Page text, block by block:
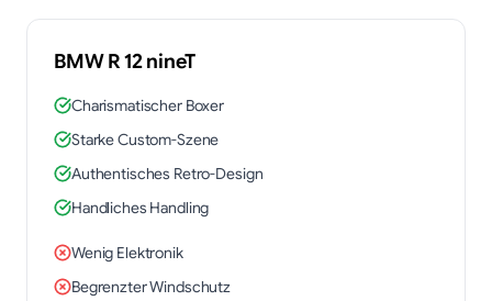
BMWR 12 nineT
Charismatischer Boxer
Starke Custom-Szene
Authentisches Retro-Design
Handliches Handling
Wenig Elektronik
Begrenzter Windschutz